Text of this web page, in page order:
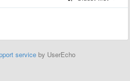
service by UserEcho